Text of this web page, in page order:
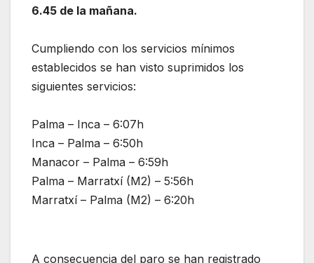
6.45 de la mañana.
Cumpliendo con los servicios mínimos
establecidos se han visto suprimidos los
siguientes servicios:
Palma – Inca – 6:07h
Inca – Palma – 6:50h
Manacor – Palma – 6:59h
Palma – Marratxí (M2) – 5:56h
Marratxí – Palma (M2) – 6:20h
A consecuencia del paro se han registrado